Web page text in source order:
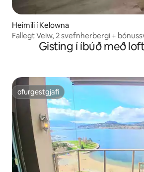
Heimili í Kelowna
Fallegt Veiw, 2 svefnherbergi +
Gisting í íbúð með
ofurgestgjafi
ofurgestgjafi